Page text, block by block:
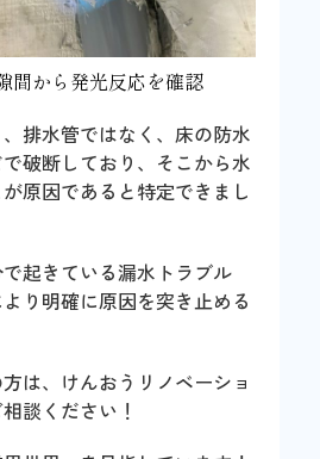
間から発光反応を確認
排水管ではなく、床の防水
破断しており、そこから水
原因であると特定できまし
起きている漏水トラブル
り明確に原因を突き止める
は、けんおうリノベーショ
談ください！